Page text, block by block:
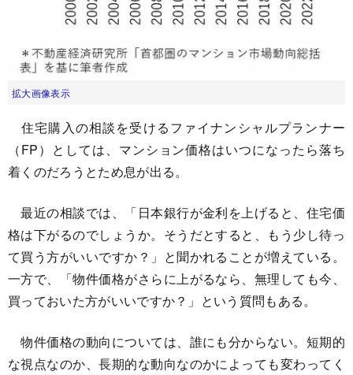
拡大画像表示
住宅購入の相談を受けるファイナンシャルプランナー
（FP）としては、マンション価格はいつになったら落ち
着くのだろうとため息が出る。
最近の相談では、「日本銀行が金利を上げると、住宅価
格は下がるのでしょうか。そうだとすると、もう少し待っ
て買う方がいいですか？」と聞かれることが増えている。
一方で、「物件価格がさらに上がるなら、無理しても今、
買っておいた方がいいですか？」という質問もある。
物件価格の動向については、誰にも分からない。短期的
な視点なのか、長期的な動向なのかによっても変わってく